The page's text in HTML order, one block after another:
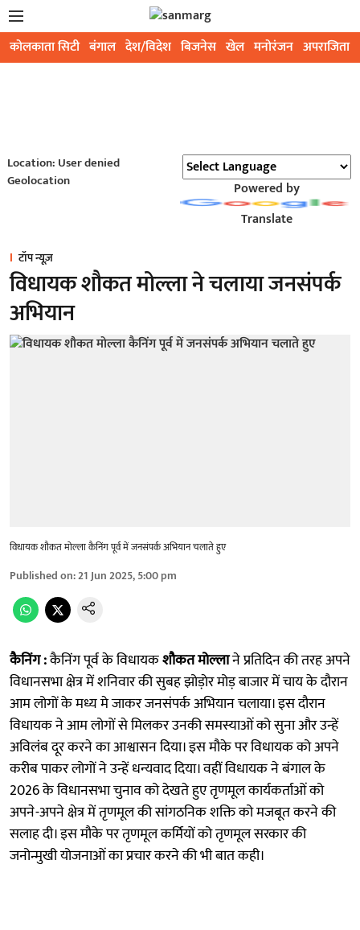
कोलकाता सिटी बंगाल देश/विदेश बिजनेस खेल मनोरंजन अपराजिता
Location: User denied
Geolocation
Powered by
Translate
टॉप न्यूज़
विधायक शौकत मोल्ला ने चलाया जनसंपर्क
अभियान
विधायक शौकत मोल्ला कैनिंग पूर्व में जनसंपर्क अभियान चलाते हुए
Published on:21 Jun 2025, 5:00 pm
कैनिंग :कैनिंग पूर्व के विधायकशौकत मोल्लाने प्रतिदिन की तरह अपने
विधानसभा क्षेत्र में शनिवार की सुबह झोड़ाेर मोड़ बाजार में चाय के दौरान
आम लोगों के मध्य मे जाकर जनसंपर्क अभियान चलाया। इस दौरान
विधायक ने आम लोगों से मिलकर उनकी समस्याओं को सुना और उन्हें
अविलंब दूर करने का आश्वासन दिया। इस मौके पर विधायक को अपने
करीब पाकर लोगों ने उन्हें धन्यवाद दिया। वहीं विधायक ने बंगाल के
2026 के विधानसभा चुनाव को देखते हुए तृणमूल कार्यकर्ताओं को
अपने-अपने क्षेत्र में तृणमूल की सांगठनिक शक्ति को मजबूत करने की
सलाह दी। इस मौके पर तृणमूल कर्मियों को तृणमूल सरकार की
जनोन्मुखी योजनाओं का प्रचार करने की भी बात कही।